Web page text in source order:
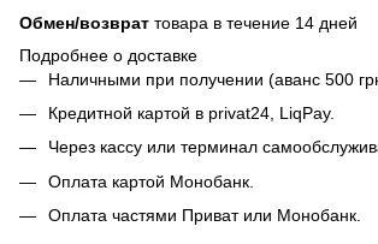
Обмен/возврат товара в течение 14 дней
Подробнее о доставке
Наличными при получении (аванс 500
Кредитной картой в privat24, LiqPay.
Через кассу или терминал
Оплата картой Монобанк.
Оплата частями Приват или Монобанк.